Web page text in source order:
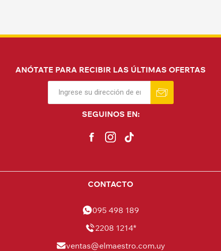
ANÓTATE PARA RECIBIR LAS ÚLTIMAS OFERTAS
SEGUINOS EN:
CONTACTO
095 498 189
2208 1214*
ventas@elmaestro.com.uy